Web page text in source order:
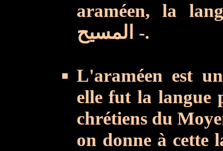
araméen, la
-.
L'araméen est
elle fut la langue
chrétiens du
on donne à cette